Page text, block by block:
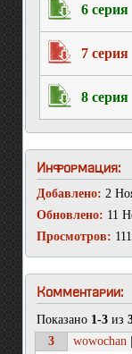
6 серия
7 серия
8 серия
Информация:
Добавлено: 2
Обновлено: 11
Просмотров:
Комментарии:
Показано 1-3 из
3
wowochan